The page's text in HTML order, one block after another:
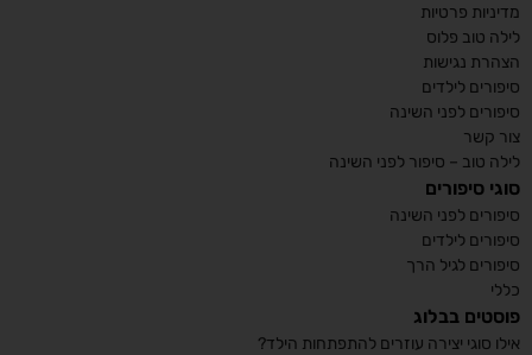
מדיניות פרטיות
לילה טוב פלוס
הצהרת נגישות
סיפורים לילדים
סיפורים לפני השינה
צור קשר
לילה טוב – סיפור לפני השינה
סוגי סיפורים
סיפורים לפני השינה
סיפורים לילדים
סיפורים לגיל הרך
כללי
פוסטים בבלוג
אילו סוגי יצירה עוזרים להתפתחות הילד?